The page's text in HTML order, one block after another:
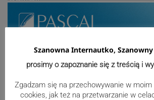
Szanowna Internautko,
prosimy o zapoznanie się z treścią i
Zgadzam się na przechowywanie w moim
cookies, jak też na przetwarzanie w